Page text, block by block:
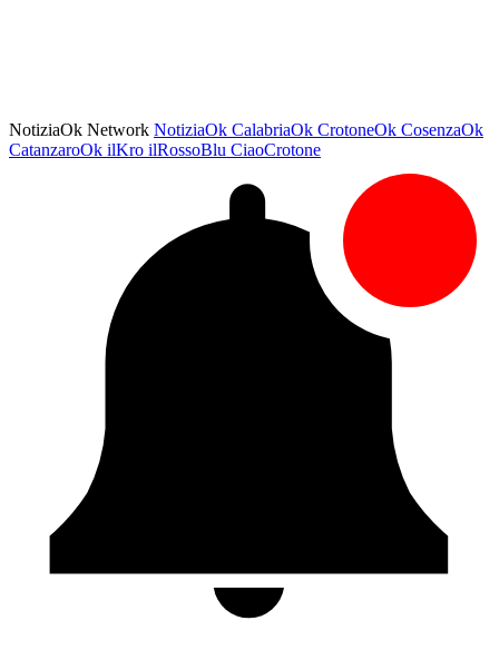
NotiziaOk Network NotiziaOk CalabriaOk CrotoneOk CosenzaOk
CatanzaroOk ilKro ilRossoBlu CiaoCrotone